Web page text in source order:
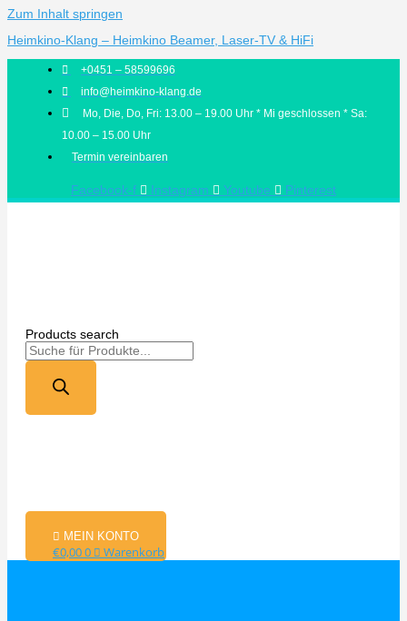
Zum Inhalt springen
Heimkino-Klang – Heimkino Beamer, Laser-TV & HiFi
+0451 – 58599696
info@heimkino-klang.de
Mo, Die, Do, Fri: 13.00 – 19.00 Uhr * Mi geschlossen * Sa:
10.00 – 15.00 Uhr
Termin vereinbaren
Facebook-f Instagram Youtube Pinterest
Products search
MEIN KONTO
€0,000 Warenkorb